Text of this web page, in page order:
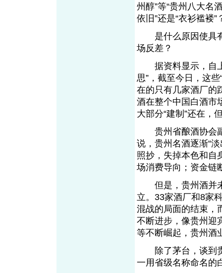
州醇”等“贵州八大名
依旧”还是“衣衫褴褛”
是什么原因使具有
场反差？
据资料显示，自上
思”，截至今日，这
在的只有几家酒厂的
酒在整个中国白酒市
大部分“建制”还在，
贵州省酿酒协会副
说，贵州名酒逐渐“
照抄，失掉本色和自
场消费导向；资金链
但是，贵州酒并未
立。33家酒厂和8家
混战的局面的结束，
不断进步，像贵州迎
等不断崛起，贵州酒
除了茅台，谈到贵
一用省级名称命名的